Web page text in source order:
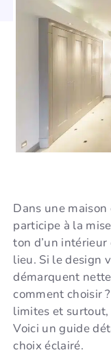
Dans une maison
participe à la
ton d’un
lieu. Si le design
démarquent
comment choisir
limites et
Voici un guide
choix éclairé.